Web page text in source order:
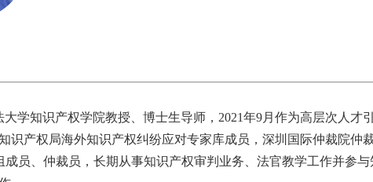
大学知识产权学院教授、博士生导师，2021年9月作为高层次人才
识产权局海外知识产权纠纷应对专家库成员，深圳国际仲裁院仲
成员、仲裁员，长期从事知识产权审判业务、法官教学工作并参